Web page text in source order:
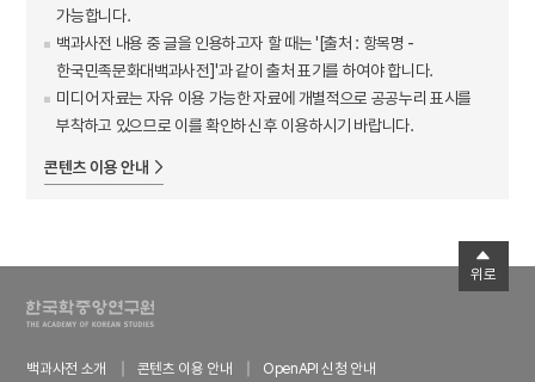
가능합니다.
백과사전 내용 중 글을 인용하고자 할 때는 '[출처 : 항목명 -
한국민족문화대백과사전]'과 같이 출처 표기를 하여야 합니다.
미디어 자료는 자유 이용 가능한 자료에 개별적으로 공공누리 표시를
부착하고 있으므로 이를 확인하신 후 이용하시기 바랍니다.
콘텐츠 이용 안내
백과사전 소개 콘텐츠 이용 안내 OpenAPI 신청 안내
위로